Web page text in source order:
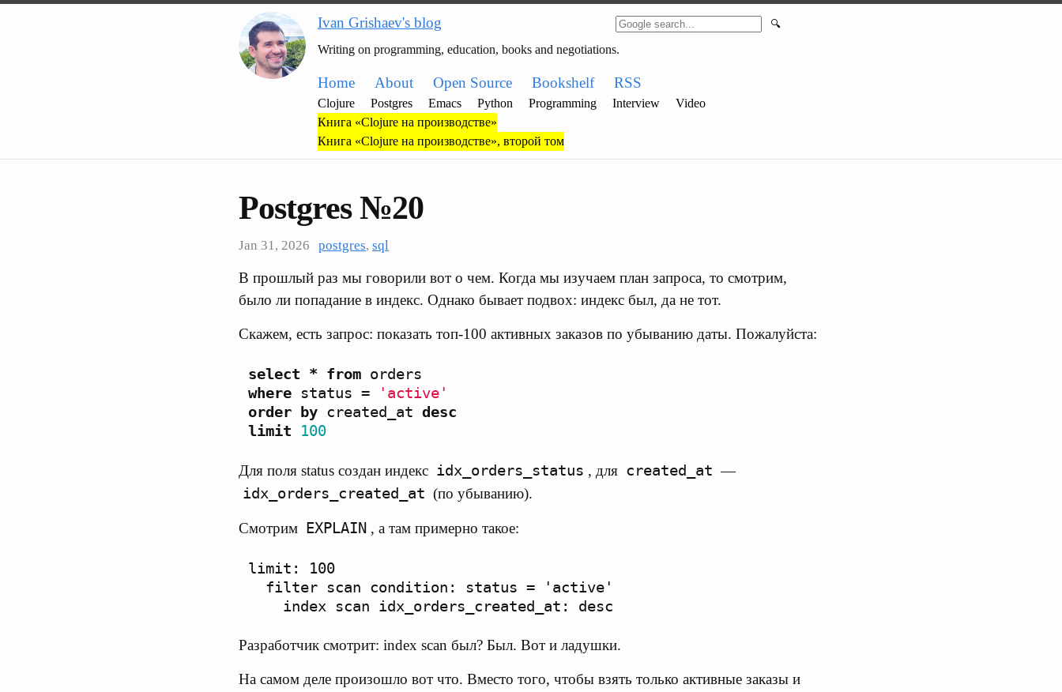
Ivan Grishaev's blog 🔍
Writing on programming, education, books and negotiations.
Home About Open Source Bookshelf RSS
Clojure Postgres Emacs Python Programming Interview
Video
Книга «Clojure на производстве»
Книга «Clojure на производстве», второй том
Postgres №20
Jan 31, 2026 postgres, sql
В прошлый раз мы говорили вот о чем. Когда мы изучаем план запроса, то смотрим,
было ли попадание в индекс. Однако бывает подвох: индекс был, да не тот.
Скажем, есть запрос: показать топ-100 активных заказов по убыванию даты. Пожалуйста:
select * from orders
where status =
'active'
order by created_at desc
limit
100
Для поля status создан индекс idx_orders_status , для created_at —
idx_orders_created_at (по убыванию).
Смотрим EXPLAIN , а там примерно такое:
limit: 100
  filter scan condition: status = 'active'
Разработчик смотрит: index scan был? Был. Вот и ладушки.
На самом деле произошло вот что. Вместо того, чтобы взять только активные заказы и